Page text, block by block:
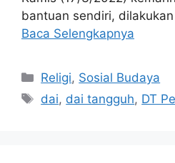
bantuan sendiri,
Baca Selengkapnya
Kategori
Religi, Sosial Budaya
Tag
dai, dai tangguh, DT